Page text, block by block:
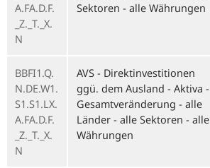
A.FA.D.F.
_Z._T._X.
N
Sektoren - alle Währungen
BBFI1.Q.
N.DE.W1.
S1.S1.LX.
A.FA.D.F.
_Z._T._X.
N
AVS - Direktinvestitionen
ggü. dem Ausland - Aktiva -
Gesamtveränderung - alle
Länder - alle Sektoren - alle
Währungen